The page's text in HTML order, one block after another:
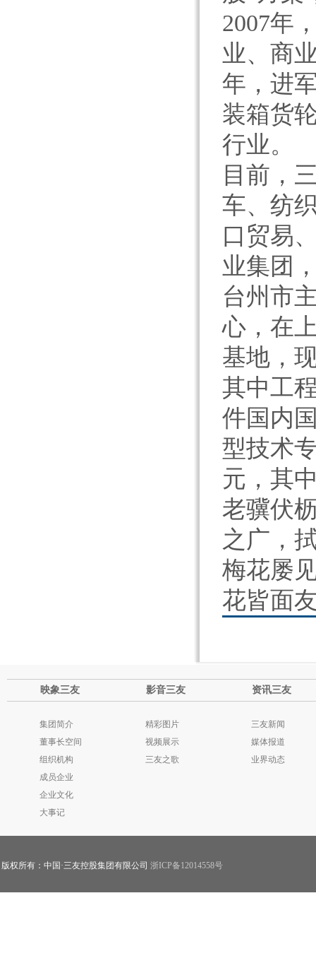
2007年
业、商
年，进
装箱货
行业。
目前，
车、纺
口贸易
业集团
台州市
心，在
基地，
其中工
件国内
型技术
元，其
老骥伏
之广，
梅花屡
花皆面
映象三友
集团简介
董事长空间
组织机构
成员企业
企业文化
大事记
影音三友
精彩图片
视频展示
三友之歌
资讯三友
三友新闻
媒体报道
业界动态
版权所有：中国·三友控股集团有限公司 浙ICP备12014558号